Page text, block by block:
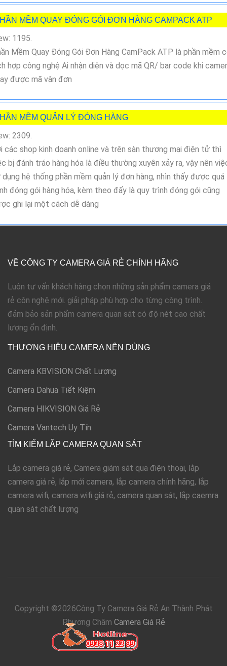
MỀM QUAY ĐÓNG GÓI ĐƠN HÀNG CAMPACK ATP
1195.
Mềm Quay Đóng Gói Đơn Hàng CamPack ATP là phần mềm
hợp công nghệ Ai nhận diện và dọc mã QR/ bar code khi
được mã vận đơn
MỀM QUẢN LÝ ĐÓNG HÀNG
2309.
các shop kinh doanh online và trên sàn thương mại điện tử thì
bị đánh tráo hàng hóa là điều thường xuyên xảy ra, vậy nên
dụng hệ thống phần mềm quản lý đơn hàng, nhìn thấy được quá
đóng gói hàng hóa, kèm theo đấy là quy trình đóng gói cũng
ghi lại một cách dễ dàng
VỀ CÔNG TY CAMERA GIÁ RẺ CHÍNH HÃNG
Luôn tư vấn khách hàng chọn những sản phẩm camera giá
rẻ côn nghệ mới. giải pháp phù hợp cho từng công trình.
đảm bảo sản phẩm camera quan sát có độ nét cao chất
lượng ổn định.
THƯƠNG HIỆU CAMERA NÊN DÙNG
Camera KBVISION Chất Lượng
Camera Dahua Tiết Kiệm
Camera HIKVISION Giá Rẻ
Camera Vantech Uy Tín
TÌM KIẾM LẮP CAMERA QUAN SÁT
Lắp camera giá rẻ, Camera giám sát qua điện thoại, lắp
camera giá rẻ, lắp mới camera, lắp camera chính hãng, lắp
camera wifi, camera wifi giá rẻ, camera quan sát, lắp caemra
quan sát chất lượng
Copyright ©2026Công Ty Camera Giá Rẻ An Thành Phát
Phương Châm Camera Giá Rẻ